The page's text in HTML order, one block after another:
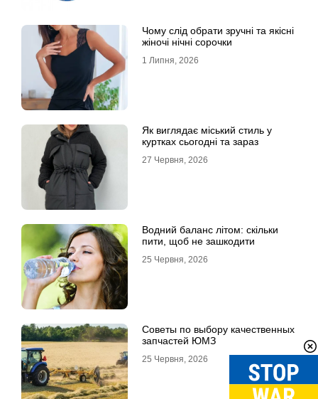
Чому слід обрати зручні та якісні
жіночі нічні сорочки
1 Липня, 2026
Як виглядає міський стиль у
куртках сьогодні та зараз
27 Червня, 2026
Водний баланс літом: скільки
пити, щоб не зашкодити
25 Червня, 2026
Советы по выбору качественных
запчастей ЮМЗ
25 Червня, 2026